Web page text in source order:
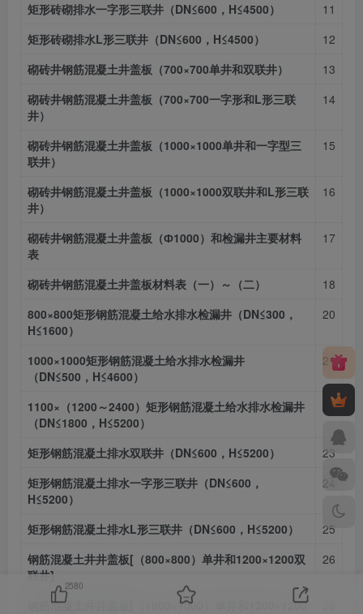
矩形砖砌排水一字形三联井（DN≤600，H≤4500）
11
矩形砖砌排水L形三联井（DN≤600，H≤4500）
12
砌砖井钢筋混凝土井盖板（700×700单井和双联井）
13
砌砖井钢筋混凝土井盖板（700×700一字形和L形三联
井）
14
砌砖井钢筋混凝土井盖板（1000×1000单井和一字型三
联井）
15
砌砖井钢筋混凝土井盖板（1000×1000双联井和L形三联
井）
16
砌砖井钢筋混凝土井盖板（Ф1000）和检漏井主要材料
表
17
砌砖井钢筋混凝土井盖板材料表（一）～（二）
18
800×800矩形钢筋混凝土给水排水检漏井（DN≤300，
H≤1600）
20
1000×1000矩形钢筋混凝土给水排水检漏井
（DN≤500，H≤4600）
21
1100×（1200～2400）矩形钢筋混凝土给水排水检漏井
（DN≤1800，H≤5200）
22
矩形钢筋混凝土排水双联井（DN≤600，H≤5200）
23
矩形钢筋混凝土排水一字形三联井（DN≤600，
H≤5200）
24
矩形钢筋混凝土排水L形三联井（DN≤600，H≤5200）
25
钢筋混凝土井井盖板[（800×800）单井和1200×1200双
联井]
26
钢筋混凝土井井盖板[（1000×1000）单井和1200×1200
2580